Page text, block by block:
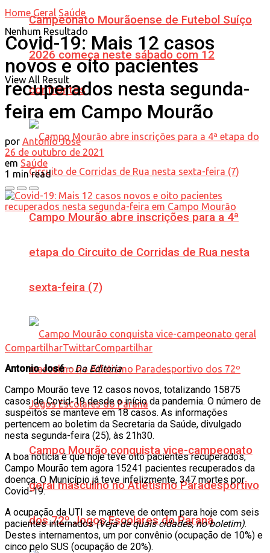
Campeonato Mourãoense de Futebol Suíço
2026 começa neste sábado com 12
confrontos
Campo Mourão abre inscrições para a 4ª
etapa do Circuito de Corridas de Rua nesta
sexta-feira (7)
Campo Mourão conquista vice-campeonato
geral masculino no Atletismo Paradesportivo
dos 72º Jogos Escolares do Paraná
Nenhum Resultado
View All Result
Home Geral Saúde
Covid-19: Mais 12 casos
novos e oito pacientes
recuperados nesta segunda-
feira em Campo Mourão
por Antonio José
26 de outubro de 2021
em Saúde
1 min read
CompartilharTwittarCompartilhar
Antonio José–Da Editoria
Campo Mourão teve 12 casos novos, totalizando 15875
casos de Covid-19 desde o início da pandemia. O número de
suspeitos se manteve em 18 casos. As informações
pertencem ao boletim da Secretaria da Saúde, divulgado
nesta segunda-feira (25), às 21h30.
A boa notícia é que hoje teve oito pacientes recuperados,
Campo Mourão tem agora 15241 pacientes recuperados da
doença. O Município já teve infelizmente, 347 mortes por
Covid-19.
A ocupação da UTI se manteve de ontem para hoje com seis
pacientes internados(Veja de quais cidades, no boletim).
Destes internamentos, um por convênio (ocupação de 10%) e
cinco pelo SUS (ocupação de 20%).